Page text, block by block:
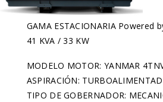
GAMA ESTACIONARIA Powered
41 KVA / 33 KW
MODELO MOTOR: YANMAR
ASPIRACIÓN:
TIPO DE GOBERNADOR: